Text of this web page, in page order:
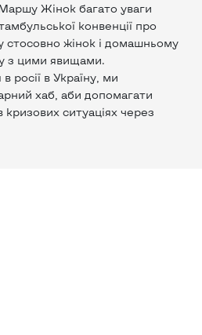
Жінок багато уваги
конвенції про
стосовно жінок і домашньому
з цими явищами.
росії в Україну, ми
хаб, аби допомагати
кризових ситуаціях через